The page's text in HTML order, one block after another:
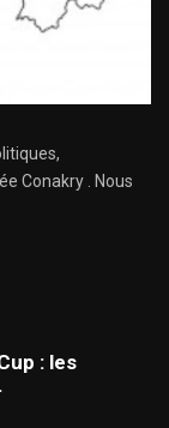
Conakry . Nous
: les